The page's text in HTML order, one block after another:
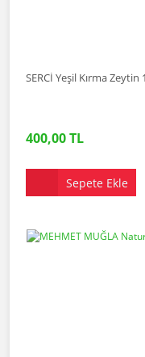
SERCİ Yeşil Kırma Zeytin
400,00 TL
Sepete Ekle